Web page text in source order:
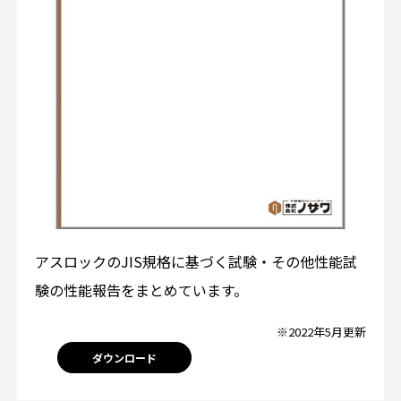
アスロックのJIS規格に基づく試験・その他性能試
験の性能報告をまとめています。
※2022年5月更新
ダウンロード